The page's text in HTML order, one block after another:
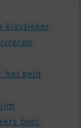
klassieker
het geld
boot